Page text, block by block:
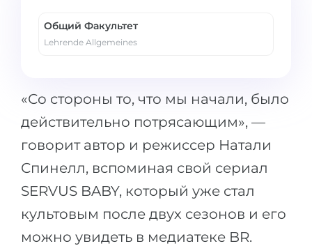
Общий Факультет
Lehrende Allgemeines
«Со стороны то, что мы начали, было
действительно потрясающим», —
говорит автор и режиссер Натали
Спинелл, вспоминая свой сериал
SERVUS BABY, который уже стал
культовым после двух сезонов и его
можно увидеть в медиатеке BR.